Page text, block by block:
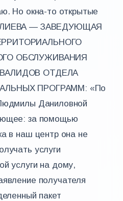
Но окна-то открытые
— ЗАВЕДУЮЩАЯ
ОБСЛУЖИВАНИЯ
ОТДЕЛА
ПРОГРАММ: «По
Даниловной
за помощью
в наш центр она не
услуги
услуги на дому,
получателя
пакет